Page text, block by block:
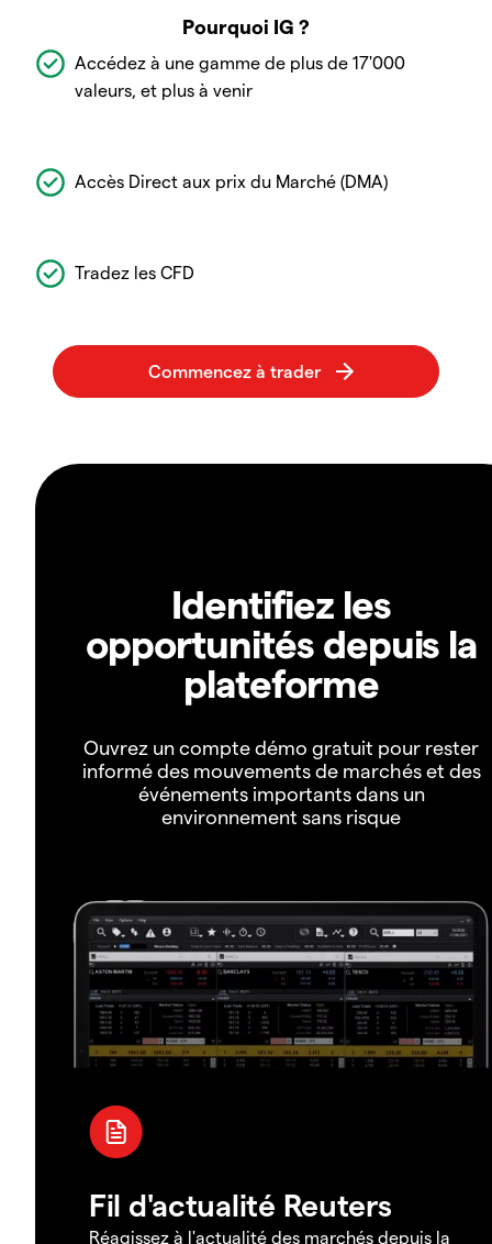
Pourquoi IG ?
Accédez à une gamme de plus de 17'000
valeurs, et plus à venir
Accès Direct aux prix du Marché (DMA)
Tradez les CFD
Identifiez les
opportunités depuis la
plateforme
Ouvrez un compte démo gratuit pour rester
informé des mouvements de marchés et des
événements importants dans un
environnement sans risque
Fil d'actualité Reuters
Réagissez à l'actualité des marchés depuis la